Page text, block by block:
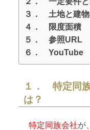
３． 土地と建
４． 限度面積
５． 参照URL
６． YouTube
１． 特定同
は？
特定同族会社が、